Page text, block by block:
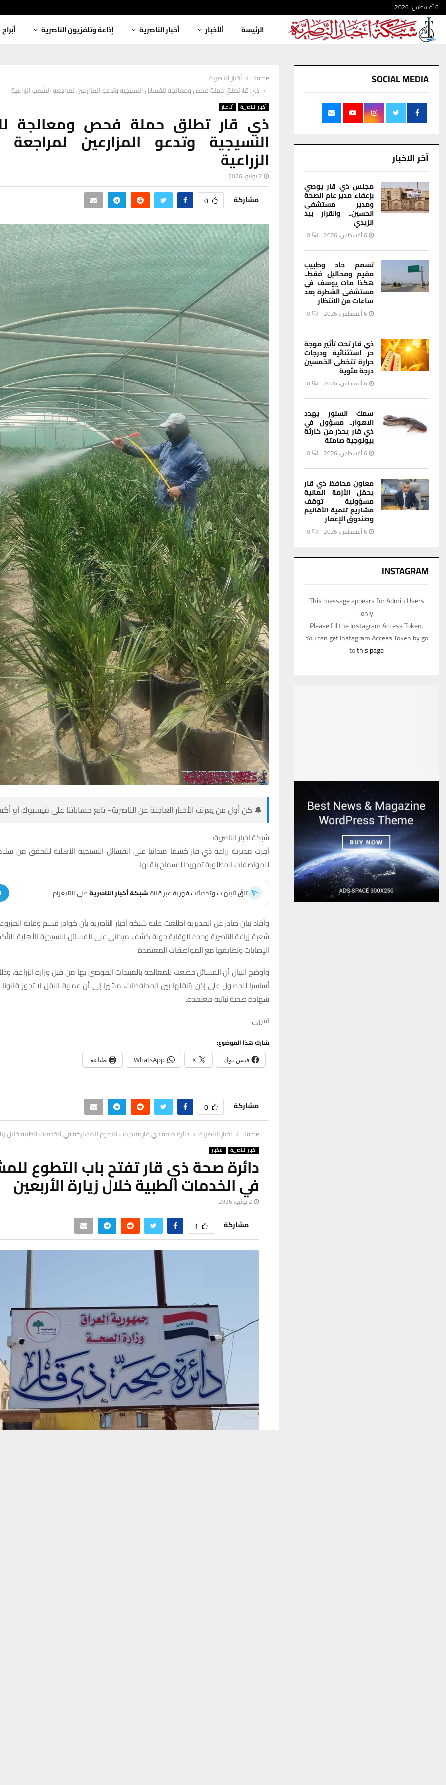
6 أغسطس، 2026
الرئيسة ألأخبار أخبار الناصرية إذاعة وتلفزيون الناصرية أبراج
Home
أخبار الناصرية
ذي قار تطلق حملة فحص ومعالجة للفسائل النسيجية وتدعو المزارعين لمراجعة الشعب الزراعية
أخبار الناصرية ألأخبار
ذي قار تطلق حملة فحص ومعالجة
النسيجية وتدعو المزارعين
الزراعية
2 يوليو، 2026
مشاركة 0
🔔 كن أول من يعرف الأخبار العاجلة عن الناصرية– تابع حساباتنا على فيسبوك أو
شبكة اخبار الناصرية:
أجرت مديرية زراعة ذي قار كشفا ميدانيا على الفسائل النسيجية الأهلية للتحقق من
للمواصفات المطلوبة تمهيدا للسماح بنقلها.
تلقَّ تنبيهات وتحديثات فورية عبر قناةشبكة أخبار الناصريةعلى التليغرام
وأفاد بيان صادر عن المديرية اطلعت عليه شبكة أخبار الناصرية بأن كوادر قسم وقاية
شعبة زراعة الناصرية وحدة الوقاية جولة كشف ميداني على الفسائل النسيجية الأهلية
الإصابات وتطابقها مع المواصفات المعتمدة.
وأوضح البيان أن الفسائل خضعت للمعالجة بالمبيدات الموصى بها من قبل وزارة الزراعة،
أساسيا للحصول على إذن بتنقلها بين المحافظات، مشيرا إلى أن عملية النقل لا تجوز قانونا
شهادة صحية نباتية معتمدة.
انتهى.
شارك هذا الموضوع:
فيس بوك X
WhatsApp طباعة
مشاركة 0
Home أخبار الناصرية دائرة صحة ذي قار تفتح باب التطوع للمشاركة في الخدمات الطبية خلال
أخبار الناصرية ألأخبار
دائرة صحة ذي قار تفتح باب التطوع
في الخدمات الطبية خلال زيارة الأربعين
2 يوليو، 2026
مشاركة 1
SOCIAL MEDIA
آخر الاخبار
مجلس ذي قار يوصي
بإعفاء مدير عام الصحة
ومدير مستشفى
الحسين.. والقرار بيد
الزيدي
6 أغسطس، 2026 0
تسمم حاد وطبيب
مقيم ومحاليل فقط..
هكذا مات يوسف في
مستشفى الشطرة بعد
ساعات من الانتظار
6 أغسطس، 2026 0
ذي قار تحت تأثير موجة
حر استثنائية ودرجات
حرارة تتخطى الخمسين
درجة مئوية
6 أغسطس، 2026 0
سمك السلور يهدد
الاهوار.. مسؤول في
ذي قار يحذر من كارثة
بيولوجية صامتة
6 أغسطس، 2026 0
معاون محافظ ذي قار
يحمّل الأزمة المالية
مسؤولية توقف
مشاريع تنمية الأقاليم
وصندوق الإعمار
6 أغسطس، 2026 0
INSTAGRAM
This message appears for Admin Users
only:
Please fill the Instagram Access Token.
You can get Instagram Access Token by go
tothis page